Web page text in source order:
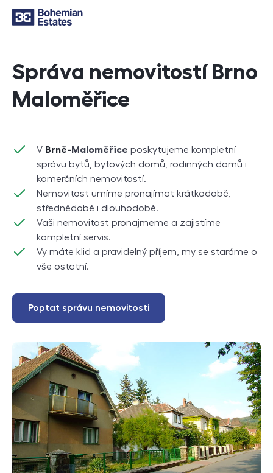
Správa nemovitostí Brno
Maloměřice
V Brně- Maloměřice poskytujeme kompletní
správu bytů, bytových domů, rodinných domů i
komerčních nemovitostí.
Nemovitost umíme pronajímat krátkodobě,
střednědobě i dlouhodobě.
Vaši nemovitost pronajmeme a zajistíme
kompletní servis.
Vy máte klid a pravidelný příjem, my se staráme o
vše ostatní.
Poptat správu nemovitosti